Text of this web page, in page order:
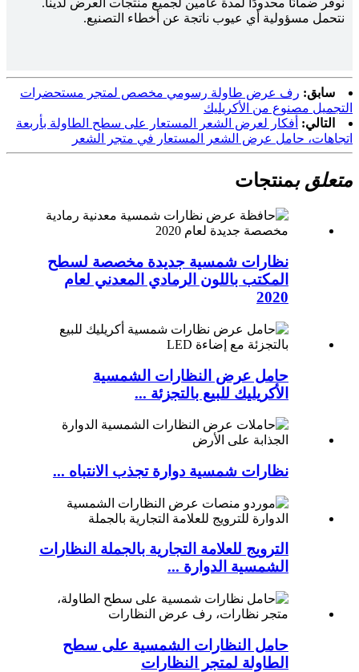
نتحمل مسؤولية أي عيوب ناتجة عن أخطاء التصنيع.
سابق: رف عرض طاولة رسومي مخصص لمتجر مستحضرات
التجميل مصنوع من الأكريليك
التالي: أفكار لعرض الشعر المستعار على سطح الطاولة بأربعة
اتجاهات، حامل عرض الشعر المستعار في متجر الشعر
متعلق بمنتجات
نظارات شمسية جديدة مخصصة لسطح
المكتب باللون الرمادي المعدني لعام
2020
حامل عرض النظارات الشمسية
الأكريليك للبيع بالتجزئة ...
نظارات شمسية دوارة تجذب الانتباه ...
الترويج للعلامة التجارية بالجملة النظارات
الشمسية الدوارة ...
حامل النظارات الشمسية على سطح
الطاولة لمتجر النظارات